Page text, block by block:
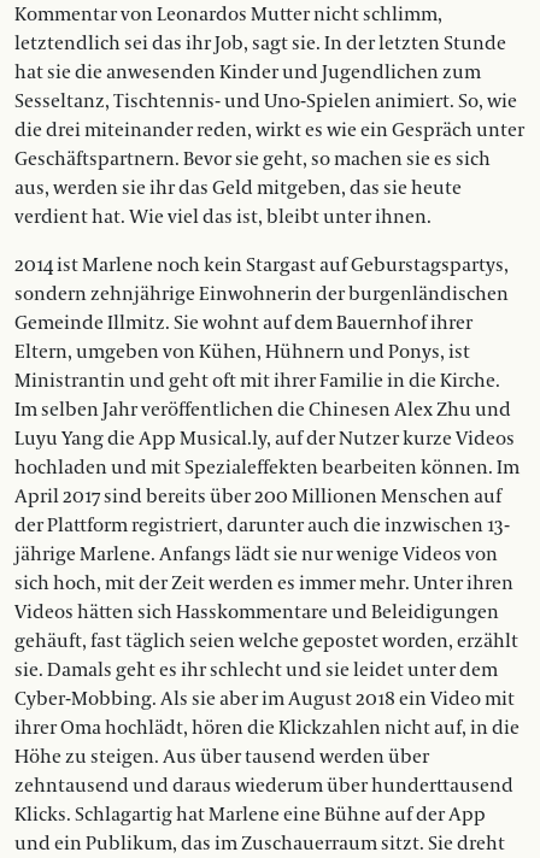
Kommentar von Leonardos Mutter nicht schlimm,
letztendlich sei das ihr Job, sagt sie. In der letzten Stunde
hat sie die anwesenden Kinder und Jugendlichen zum
Sesseltanz, Tischtennis- und Uno-Spielen animiert. So, wie
die drei miteinander reden, wirkt es wie ein Gespräch unter
Geschäftspartnern. Bevor sie geht, so machen sie es sich
aus, werden sie ihr das Geld mitgeben, das sie heute
verdient hat. Wie viel das ist, bleibt unter ihnen.
2014 ist Marlene noch kein Stargast auf Geburstagspartys,
sondern zehnjährige Einwohnerin der burgenländischen
Gemeinde Illmitz. Sie wohnt auf dem Bauernhof ihrer
Eltern, umgeben von Kühen, Hühnern und Ponys, ist
Ministrantin und geht oft mit ihrer Familie in die Kirche.
Im selben Jahr veröffentlichen die Chinesen Alex Zhu und
Luyu Yang die App Musical.ly, auf der Nutzer kurze Videos
hochladen und mit Spezialeffekten bearbeiten können. Im
April 2017 sind bereits über 200 Millionen Menschen auf
der Plattform registriert, darunter auch die inzwischen 13-
jährige Marlene. Anfangs lädt sie nur wenige Videos von
sich hoch, mit der Zeit werden es immer mehr. Unter ihren
Videos hätten sich Hasskommentare und Beleidigungen
gehäuft, fast täglich seien welche gepostet worden, erzählt
sie. Damals geht es ihr schlecht und sie leidet unter dem
Cyber-Mobbing. Als sie aber im August 2018 ein Video mit
ihrer Oma hochlädt, hören die Klickzahlen nicht auf, in die
Höhe zu steigen. Aus über tausend werden über
zehntausend und daraus wiederum über hunderttausend
Klicks. Schlagartig hat Marlene eine Bühne auf der App
und ein Publikum, das im Zuschauerraum sitzt. Sie dreht